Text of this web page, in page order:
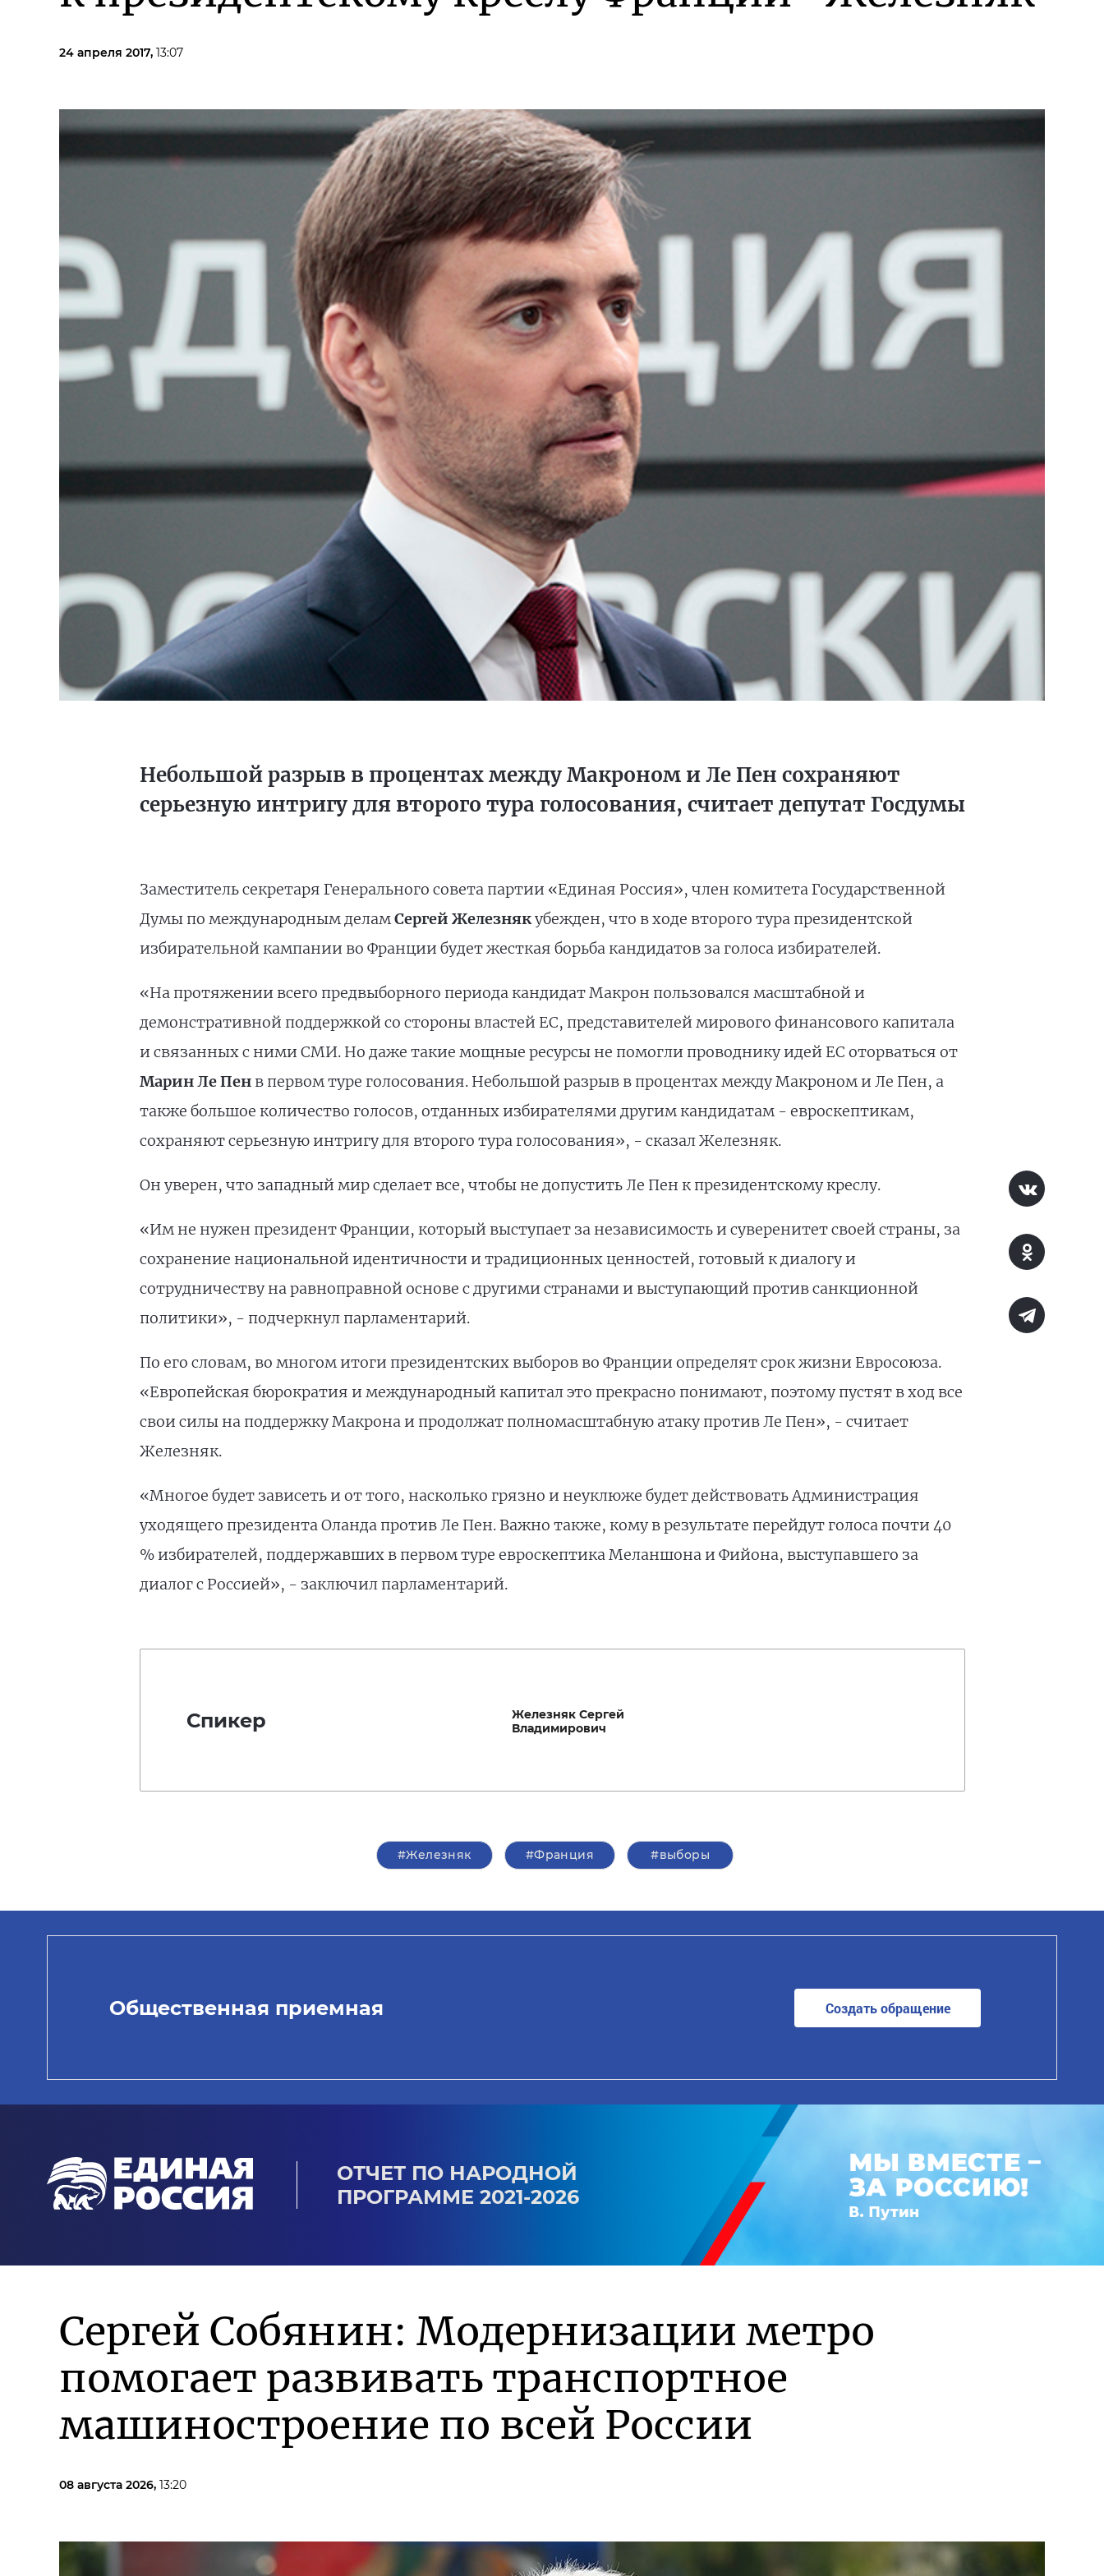
24 апреля 2017, 13:07
Небольшой разрыв в процентах между Макроном и Ле Пен сохраняют
серьезную интригу для второго тура голосования, считает депутат Госдумы
Заместитель секретаря Генерального совета партии «Единая Россия», член комитета Государственной
Думы по международным деламСергей Железнякубежден, что в ходе второго тура президентской
избирательной кампании во Франции будет жесткая борьба кандидатов за голоса избирателей.
«На протяжении всего предвыборного периода кандидат Макрон пользовался масштабной и
демонстративной поддержкой со стороны властей ЕС, представителей мирового финансового капитала
и связанных с ними СМИ. Но даже такие мощные ресурсы не помогли проводнику идей ЕС оторваться от
Марин Ле Пенв первом туре голосования. Небольшой разрыв в процентах между Макроном и Ле Пен, а
также большое количество голосов, отданных избирателями другим кандидатам - евроскептикам,
сохраняют серьезную интригу для второго тура голосования», - сказал Железняк.
Он уверен, что западный мир сделает все, чтобы не допустить Ле Пен к президентскому креслу.
«Им не нужен президент Франции, который выступает за независимость и суверенитет своей страны, за
сохранение национальной идентичности и традиционных ценностей, готовый к диалогу и
сотрудничеству на равноправной основе с другими странами и выступающий против санкционной
политики», - подчеркнул парламентарий.
По его словам, во многом итоги президентских выборов во Франции определят срок жизни Евросоюза.
«Европейская бюрократия и международный капитал это прекрасно понимают, поэтому пустят в ход все
свои силы на поддержку Макрона и продолжат полномасштабную атаку против Ле Пен», - считает
Железняк.
«Многое будет зависеть и от того, насколько грязно и неуклюже будет действовать Администрация
уходящего президента Оланда против Ле Пен. Важно также, кому в результате перейдут голоса почти 40
% избирателей, поддержавших в первом туре евроскептика Меланшона и Фийона, выступавшего за
диалог с Россией», - заключил парламентарий.
Спикер
Железняк Сергей
Владимирович
#Железняк #Франция #выборы
Общественная приемная Создать обращение
ОТЧЕТ ПО НАРОДНОЙ
ПРОГРАММЕ 2021-2026
Сергей Собянин: Модернизации метро
помогает развивать транспортное
машиностроение по всей России
08 августа 2026, 13:20